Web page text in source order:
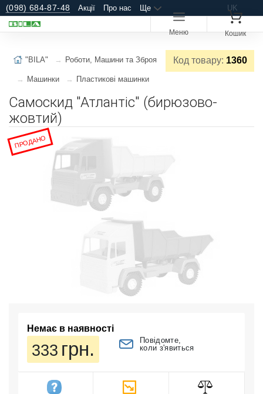
(098) 684-87-48 Акції Про нас Ще UK
Меню Кошик
Код товару: 1360
"BILA" Роботи, Машини та Зброя
Машинки Пластикові машинки
Самоскид "Атлантіс" (бирюзово-
жовтий)
ПРОДАНО
Немає в наявності
333 грн.
Повідомте,
коли з'явиться